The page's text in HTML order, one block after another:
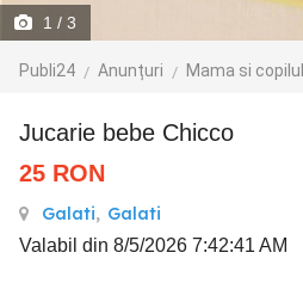
1 / 3
Publi24 Anunțuri Mama si copilul
Jucarie bebe Chicco
25 RON
Galati, Galati
Valabil din 8/5/2026 7:42:41 AM